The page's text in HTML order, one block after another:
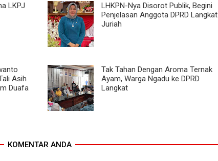
LKPJ
LHKPN-Nya Disorot Publik, Begini
Penjelasan Anggota DPRD Langkat
Juriah
Asih
Duafa
Tak Tahan Dengan Aroma Ternak
Ayam, Warga Ngadu ke DPRD
Langkat
KOMENTAR ANDA